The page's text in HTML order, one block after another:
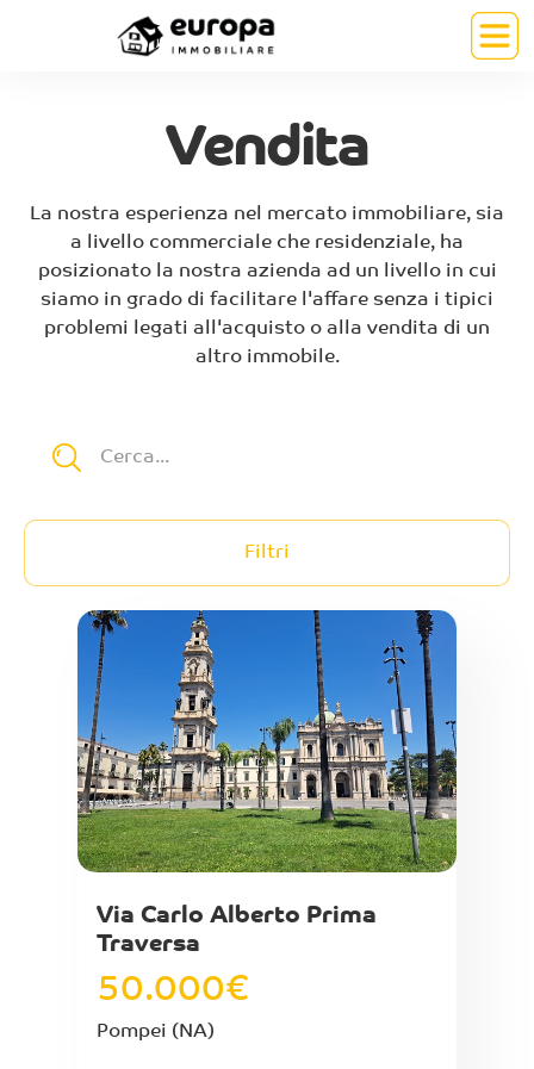
Vendita
La nostra esperienza nel mercato immobiliare, sia
a livello commerciale che residenziale, ha
posizionato la nostra azienda ad un livello in cui
siamo in grado di facilitare l'affare senza i tipici
problemi legati all'acquisto o alla vendita di un
altro immobile.
Filtri
Via Carlo Alberto Prima
Traversa
50.000€
Pompei (NA)